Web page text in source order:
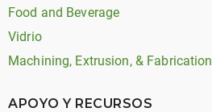
Food and Beverage
Vidrio
Machining, Extrusion, & Fabrication
APOYO Y RECURSOS